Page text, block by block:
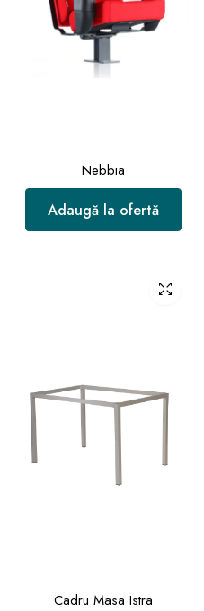
Nebbia
Adaugă la ofertă
Cadru Masa Istra